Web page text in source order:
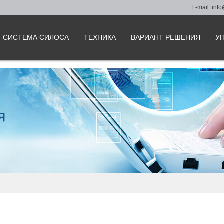
E-mail:
СИСТЕМА СИЛОСА ТЕХНИКА ВАРИАНТ РЕШЕНИЯ